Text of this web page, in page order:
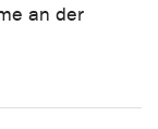
an der